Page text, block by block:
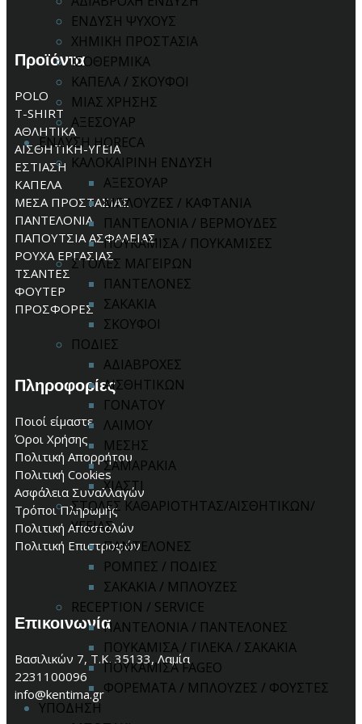
ΕΝΔΥΣΗ ΨΥΧΟΥΣ
ΧΗΜΙΚΗ ΠΡΟΣΤΑΣΙΑ
ΙΣΟΘΕΡΜΙΚΑ
ΚΑΠΕΛΑ / ΣΚΟΥΦΟΙ
ΜΙΑΣ ΧΡΗΣΗΣ
ΑΞΕΣΟΥΑΡ
ΕΝΔΥΣΗ HORECA
ΚΑΛΟΚΑΙΡΙΝΗ ΕΝΔΥΣΗ
ΑΞΕΣΟΥΑΡ
ΜΠΛΟΥΖΕΣ / ΚΑΦΤΑΝΙΑ
ΠΑΝΤΕΛΟΝΙΑ / ΒΕΡΜΟΥΔΕΣ
ΠΟΥΚΑΜΙΣΑ / ΠΟΥΚΑΜΙΣΕΣ
ΣΤΟΛΕΣ ΜΑΓΕΙΡΩΝ
ΠΑΝΤΕΛΟΝΕΣ
ΣΑΚΑΚΙΑ
ΣΚΟΥΦΟΙ
ΠΟΔΙΕΣ
ΑΔΙΑΒΡΟΧΕΣ
ΑΙΣΘΗΤΙΚΩΝ
ΓΟΝΑΤΟΥ
ΛΑΙΜΟΥ
ΜΕΣΗΣ
ΣΑΜΑΡΑΚΙΑ
ΧΙΑΣΤΙ
ΣΤΟΛΕΣ ΚΑΘΑΡΙΟΤΗΤΑΣ/ΑΙΣΘΗΤΙΚΩΝ/
ΥΓΕΙΑΣ
ΠΑΝΤΕΛΟΝΕΣ
ΡΟΜΠΕΣ / ΠΟΔΙΕΣ
ΣΑΚΑΚΙΑ / ΜΠΛΟΥΖΕΣ
RECEPTION / SERVICE
ΠΑΝΤΕΛΟΝΙΑ / ΠΑΝΤΕΛΟΝΕΣ
ΠΟΥΚΑΜΙΣΑ / ΓΙΛΕΚΑ / ΣΑΚΑΚΙΑ
ΠΟΥΚΑΜΙΣΑ FAGEO
ΦΟΡΕΜΑΤΑ / ΜΠΛΟΥΖΕΣ / ΦΟΥΣΤΕΣ
ΥΠΟΔΗΣΗ
Προϊόντα
POLO
T-SHIRT
ΑΘΛΗΤΙΚΑ
ΑΙΣΘΗΤΙΚΗ-ΥΓΕΙΑ
ΕΣΤΙΑΣΗ
ΚΑΠΕΛΑ
ΜΕΣΑ ΠΡΟΣΤΑΣΙΑΣ
ΠΑΝΤΕΛΟΝΙΑ
ΠΑΠΟΥΤΣΙΑ ΑΣΦΑΛΕΙΑΣ
ΡΟΥΧΑ ΕΡΓΑΣΙΑΣ
ΤΣΑΝΤΕΣ
ΦΟΥΤΕΡ
ΠΡΟΣΦΟΡΕΣ
Πληροφορίες
Ποιοί είμαστε
Όροι Χρήσης
Πολιτική Απορρήτου
Πολιτική Cookies
Ασφάλεια Συναλλαγών
Τρόποι Πληρωμής
Πολιτική Αποστολών
Πολιτική Επιστροφών
Επικοινωνία
Βασιλικών 7, Τ.Κ. 35133, Λαμία
2231100096
info@kentima.gr